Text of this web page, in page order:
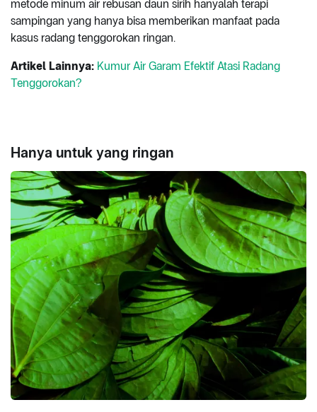
metode minum air rebusan daun sirih hanyalah terapi
sampingan yang hanya bisa memberikan manfaat pada
kasus radang tenggorokan ringan.
Artikel Lainnya: Kumur Air Garam Efektif Atasi Radang
Tenggorokan?
Hanya untuk yang ringan